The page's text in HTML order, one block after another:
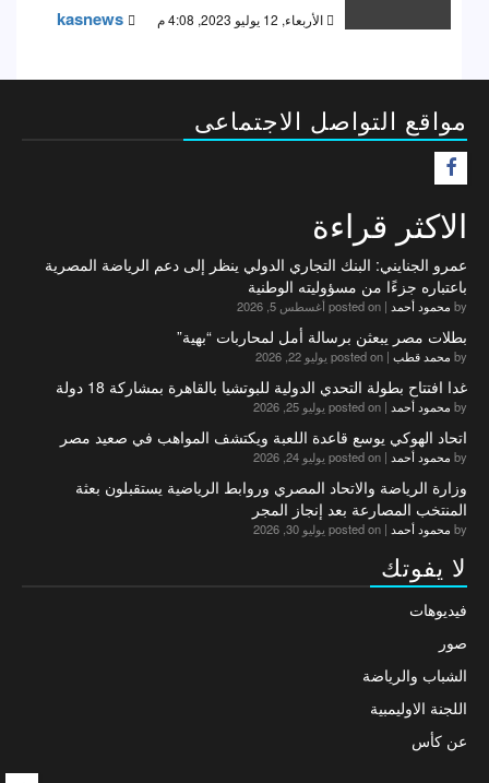
الأربعاء, 12 يوليو 2023, 4:08 م kasnews
مواقع التواصل الاجتماعى
الاكثر قراءة
عمرو الجنايني: البنك التجاري الدولي ينظر إلى دعم الرياضة المصرية
باعتباره جزءًا من مسؤوليته الوطنية
by محمود أحمد | posted on أغسطس 5, 2026
بطلات مصر يبعثن برسالة أمل لمحاربات “بهية”
by محمد قطب | posted on يوليو 22, 2026
غدا افتتاح بطولة التحدي الدولية للبوتشيا بالقاهرة بمشاركة 18 دولة
by محمود أحمد | posted on يوليو 25, 2026
اتحاد الهوكي يوسع قاعدة اللعبة ويكتشف المواهب في صعيد مصر
by محمود أحمد | posted on يوليو 24, 2026
وزارة الرياضة والاتحاد المصري وروابط الرياضية يستقبلون بعثة
المنتخب المصارعة بعد إنجاز المجر
by محمود أحمد | posted on يوليو 30, 2026
لا يفوتك
فيديوهات
صور
الشباب والرياضة
اللجنة الاوليمبية
عن كأس